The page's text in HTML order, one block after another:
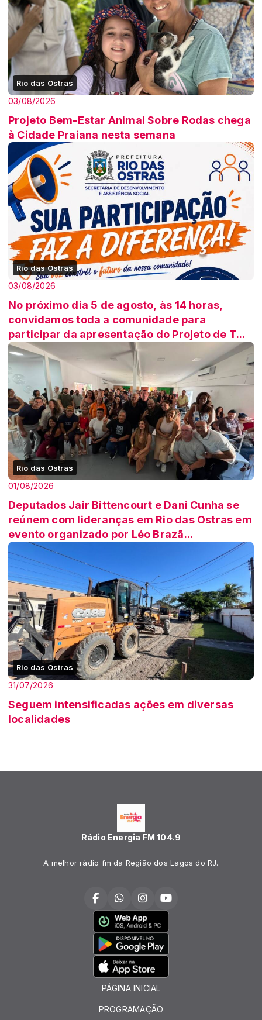
Rio das Ostras
03/08/2026
Projeto Bem-Estar Animal Sobre Rodas chega
à Cidade Praiana nesta semana
Rio das Ostras
03/08/2026
No próximo dia 5 de agosto, às 14 horas,
convidamos toda a comunidade para
participar da apresentação do Projeto de T...
Rio das Ostras
01/08/2026
Deputados Jair Bittencourt e Dani Cunha se
reúnem com lideranças em Rio das Ostras em
evento organizado por Léo Brazã...
Rio das Ostras
31/07/2026
Seguem intensificadas ações em diversas
localidades
Rádio Energia FM 104.9
A melhor rádio fm da Região dos Lagos do RJ.
PÁGINA INICIAL
PROGRAMAÇÃO